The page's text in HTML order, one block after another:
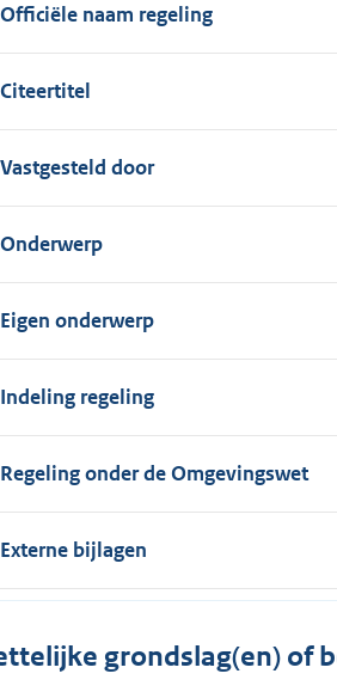
Officiële naam regeling
Citeertitel
Vastgesteld door
Onderwerp
Eigen onderwerp
Indeling regeling
Regeling onder de Omgevingswet
Externe bijlagen
grondslag(en) of